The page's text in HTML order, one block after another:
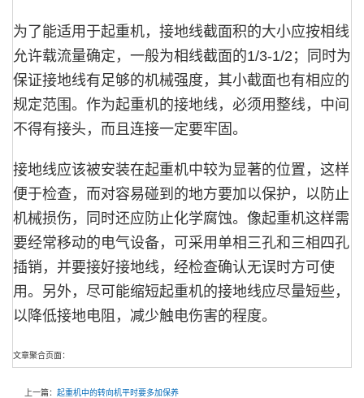
为了能适用于起重机，接地线截面积的大小应按相线
允许载流量确定，一般为相线截面的1/3-1/2；同时为
保证接地线有足够的机械强度，其小截面也有相应的
规定范围。作为起重机的接地线，必须用整线，中间
不得有接头，而且连接一定要牢固。
接地线应该被安装在起重机中较为显著的位置，这样
便于检查，而对容易碰到的地方要加以保护，以防止
机械损伤，同时还应防止化学腐蚀。像起重机这样需
要经常移动的电气设备，可采用单相三孔和三相四孔
插销，并要接好接地线，经检查确认无误时方可使
用。另外，尽可能缩短起重机的接地线应尽量短些，
以降低接地电阻，减少触电伤害的程度。
文章聚合页面：
上一篇： 起重机中的转向机平时要多加保养